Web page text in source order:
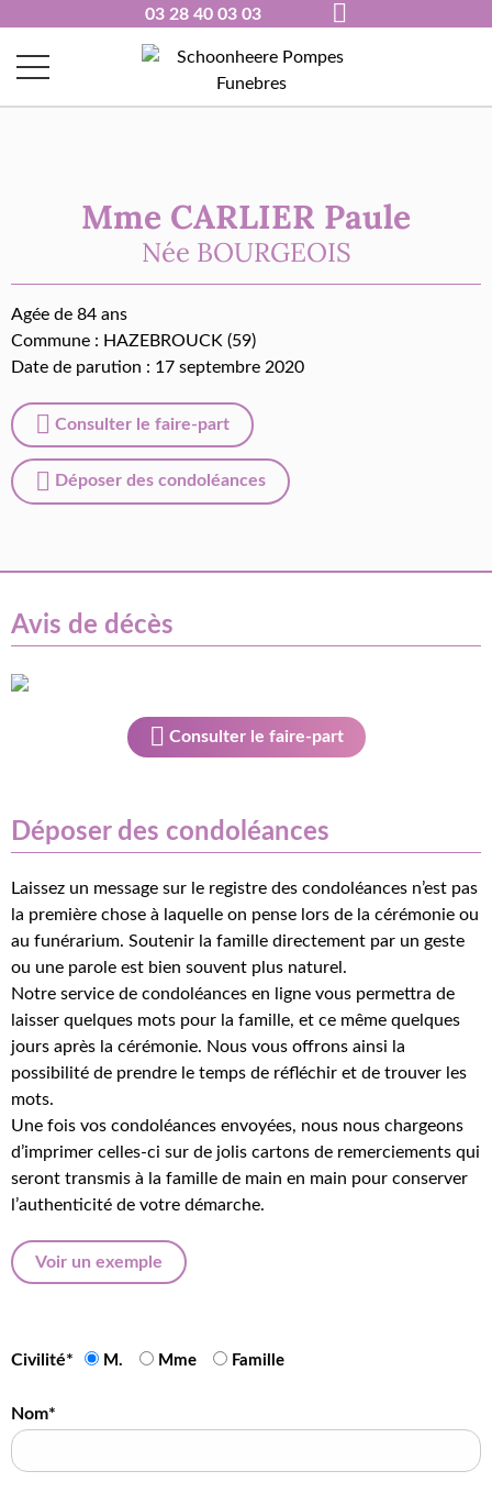
03 28 40 03 03
Mme CARLIER Paule
Née BOURGEOIS
Agée de 84 ans
Commune : HAZEBROUCK (59)
Date de parution : 17 septembre 2020
Consulter le faire-part
Déposer des condoléances
Avis de décès
Consulter le faire-part
Déposer des condoléances
Laissez un message sur le registre des condoléances n’est pas
la première chose à laquelle on pense lors de la cérémonie ou
au funérarium. Soutenir la famille directement par un geste
ou une parole est bien souvent plus naturel.
Notre service de condoléances en ligne vous permettra de
laisser quelques mots pour la famille, et ce même quelques
jours après la cérémonie. Nous vous offrons ainsi la
possibilité de prendre le temps de réfléchir et de trouver les
mots.
Une fois vos condoléances envoyées, nous nous chargeons
d’imprimer celles-ci sur de jolis cartons de remerciements qui
seront transmis à la famille de main en main pour conserver
l’authenticité de votre démarche.
Voir un exemple
Civilité* M. Mme Famille
Nom*